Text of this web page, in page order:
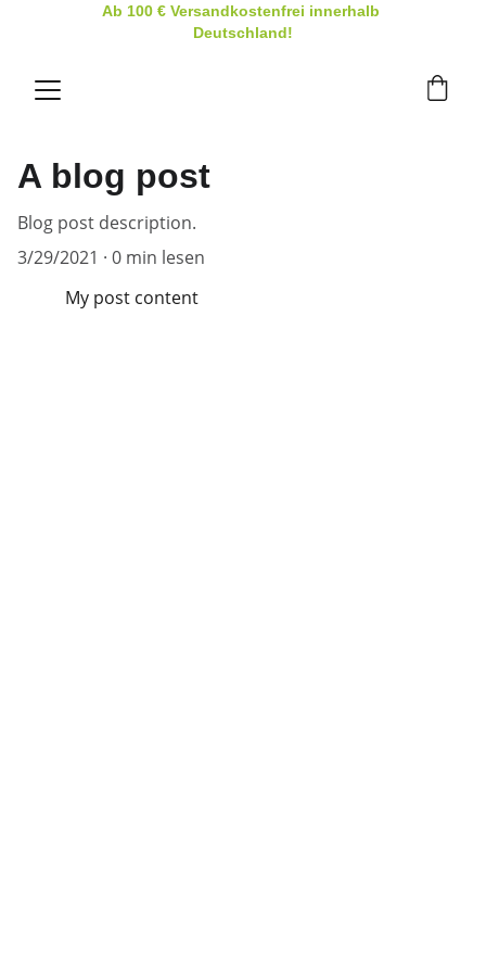
Ab 100 € Versandkostenfrei innerhalb
Deutschland!
A blog post
Blog post description.
3/29/2021
0 min lesen
My post content